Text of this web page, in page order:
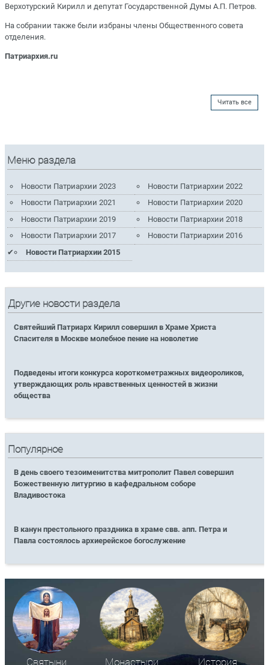
Верхотурский Кирилл и депутат Государственной Думы А.П. Петров.
На собрании также были избраны члены Общественного совета
отделения.
Патриархия.ru
Читать все
Меню раздела
Новости Патриархии 2023
Новости Патриархии 2022
Новости Патриархии 2021
Новости Патриархии 2020
Новости Патриархии 2019
Новости Патриархии 2018
Новости Патриархии 2017
Новости Патриархии 2016
Новости Патриархии 2015
Другие новости раздела
Святейший Патриарх Кирилл совершил в Храме Христа
Спасителя в Москве молебное пение на новолетие
Подведены итоги конкурса короткометражных видеороликов,
утверждающих роль нравственных ценностей в жизни
общества
Популярное
В день своего тезоименитства митрополит Павел совершил
Божественную литургию в кафедральном соборе
Владивостока
В канун престольного праздника в храме свв. апп. Петра и
Павла состоялось архиерейское богослужение
Святыни Монастыри История